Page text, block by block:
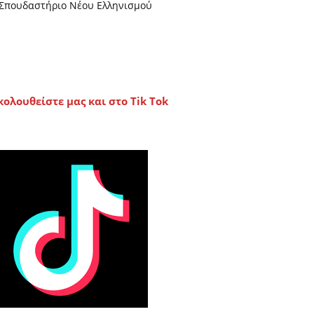
Νέου Ελληνισμού
μας και στο Tik Tok